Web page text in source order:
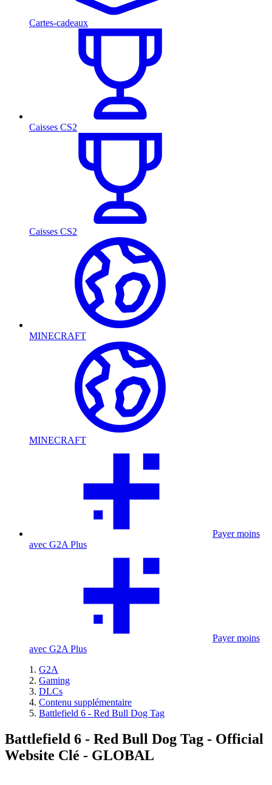
Cartes-cadeaux
Caisses CS2
Caisses CS2
MINECRAFT
MINECRAFT
Payer moins
avec G2A Plus
Payer moins
avec G2A Plus
G2A
Gaming
DLCs
Contenu supplémentaire
Battlefield 6 - Red Bull Dog Tag
Battlefield 6 - Red Bull Dog Tag - Official
Website Clé - GLOBAL